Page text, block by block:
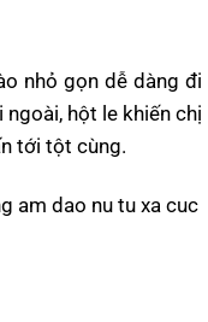
nhỏ gọn dễ dàng đi
hột le khiến chị
tới tột cùng.